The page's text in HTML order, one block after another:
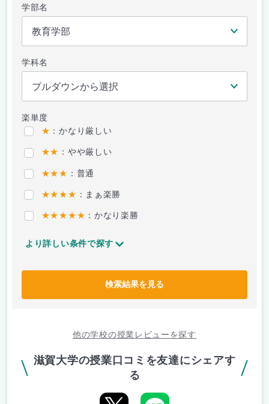
学部名
学科名
楽単度
★ ：かなり厳しい
★★ ：やや厳しい
★★★ ：普通
★★★★ ：まぁ楽勝
★★★★★ ：かなり楽勝
より詳しい条件で探す
検索結果を見る
他の学校の授業レビューを探す
滋賀大学の授業口コミを友達にシェアす
る